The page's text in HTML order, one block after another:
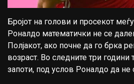
Бројот на голови и просекот
Роналдо математички не се
Полјакот, ако почне да го брка
возраст. Во следните три години
запоти, под услов Роналдо да не